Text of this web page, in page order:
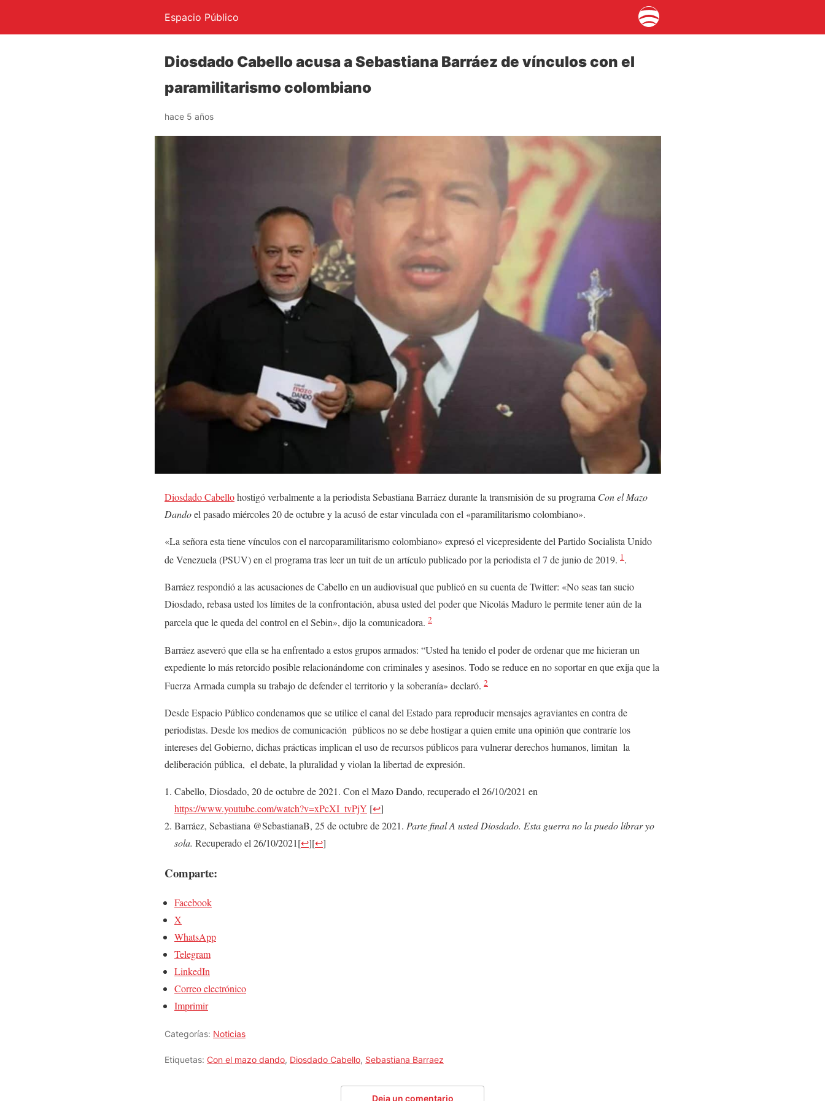
Espacio Público
Diosdado Cabello acusa a Sebastiana Barráez de vínculos con el
paramilitarismo colombiano
hace 5 años
Diosdado Cabellohostigó verbalmente a la periodista Sebastiana Barráez durante la transmisión de su programa Con el Mazo
Dandoel pasado miércoles 20 de octubre y la acusó de estar vinculada con el «paramilitarismo colombiano».
«La señora esta tiene vínculos con el narcoparamilitarismo colombiano» expresó el vicepresidente del Partido Socialista Unido
de Venezuela (PSUV) en el programa tras leer un tuit de un artículo publicado por la periodista el 7 de junio de 2019. 1.
Barráez respondió a las acusaciones de Cabello en un audiovisual que publicó en su cuenta de Twitter: «No seas tan sucio
Diosdado, rebasa usted los límites de la confrontación, abusa usted del poder que Nicolás Maduro le permite tener aún de la
parcela que le queda del control en el Sebin», dijo la comunicadora. 2
Barráez aseveró que ella se ha enfrentado a estos grupos armados: “Usted ha tenido el poder de ordenar que me hicieran un
expediente lo más retorcido posible relacionándome con criminales y asesinos. Todo se reduce en no soportar en que exija que la
Fuerza Armada cumpla su trabajo de defender el territorio y la soberanía» declaró. 2
Desde Espacio Público condenamos que se utilice el canal del Estado para reproducir mensajes agraviantes en contra de
periodistas. Desde los medios de comunicación públicos no se debe hostigar a quien emite una opinión que contraríe los
intereses del Gobierno, dichas prácticas implican el uso de recursos públicos para vulnerar derechos humanos, limitan la
deliberación pública, el debate, la pluralidad y violan la libertad de expresión.
Cabello, Diosdado, 20 de octubre de 2021. Con el Mazo Dando, recuperado el 26/10/2021 en
https://www.youtube.com/watch?v=xPcXI_tvPjY [↩]
Barráez, Sebastiana @SebastianaB, 25 de octubre de 2021. Parte final A usted Diosdado. Esta guerra no la puedo librar yo
sola. Recuperado el 26/10/2021[↩][↩]
Comparte:
Facebook
X
WhatsApp
Telegram
LinkedIn
Correo electrónico
Imprimir
Categorías: Noticias
Etiquetas: Con el mazo dando, Diosdado Cabello, Sebastiana Barraez
Deja un comentario